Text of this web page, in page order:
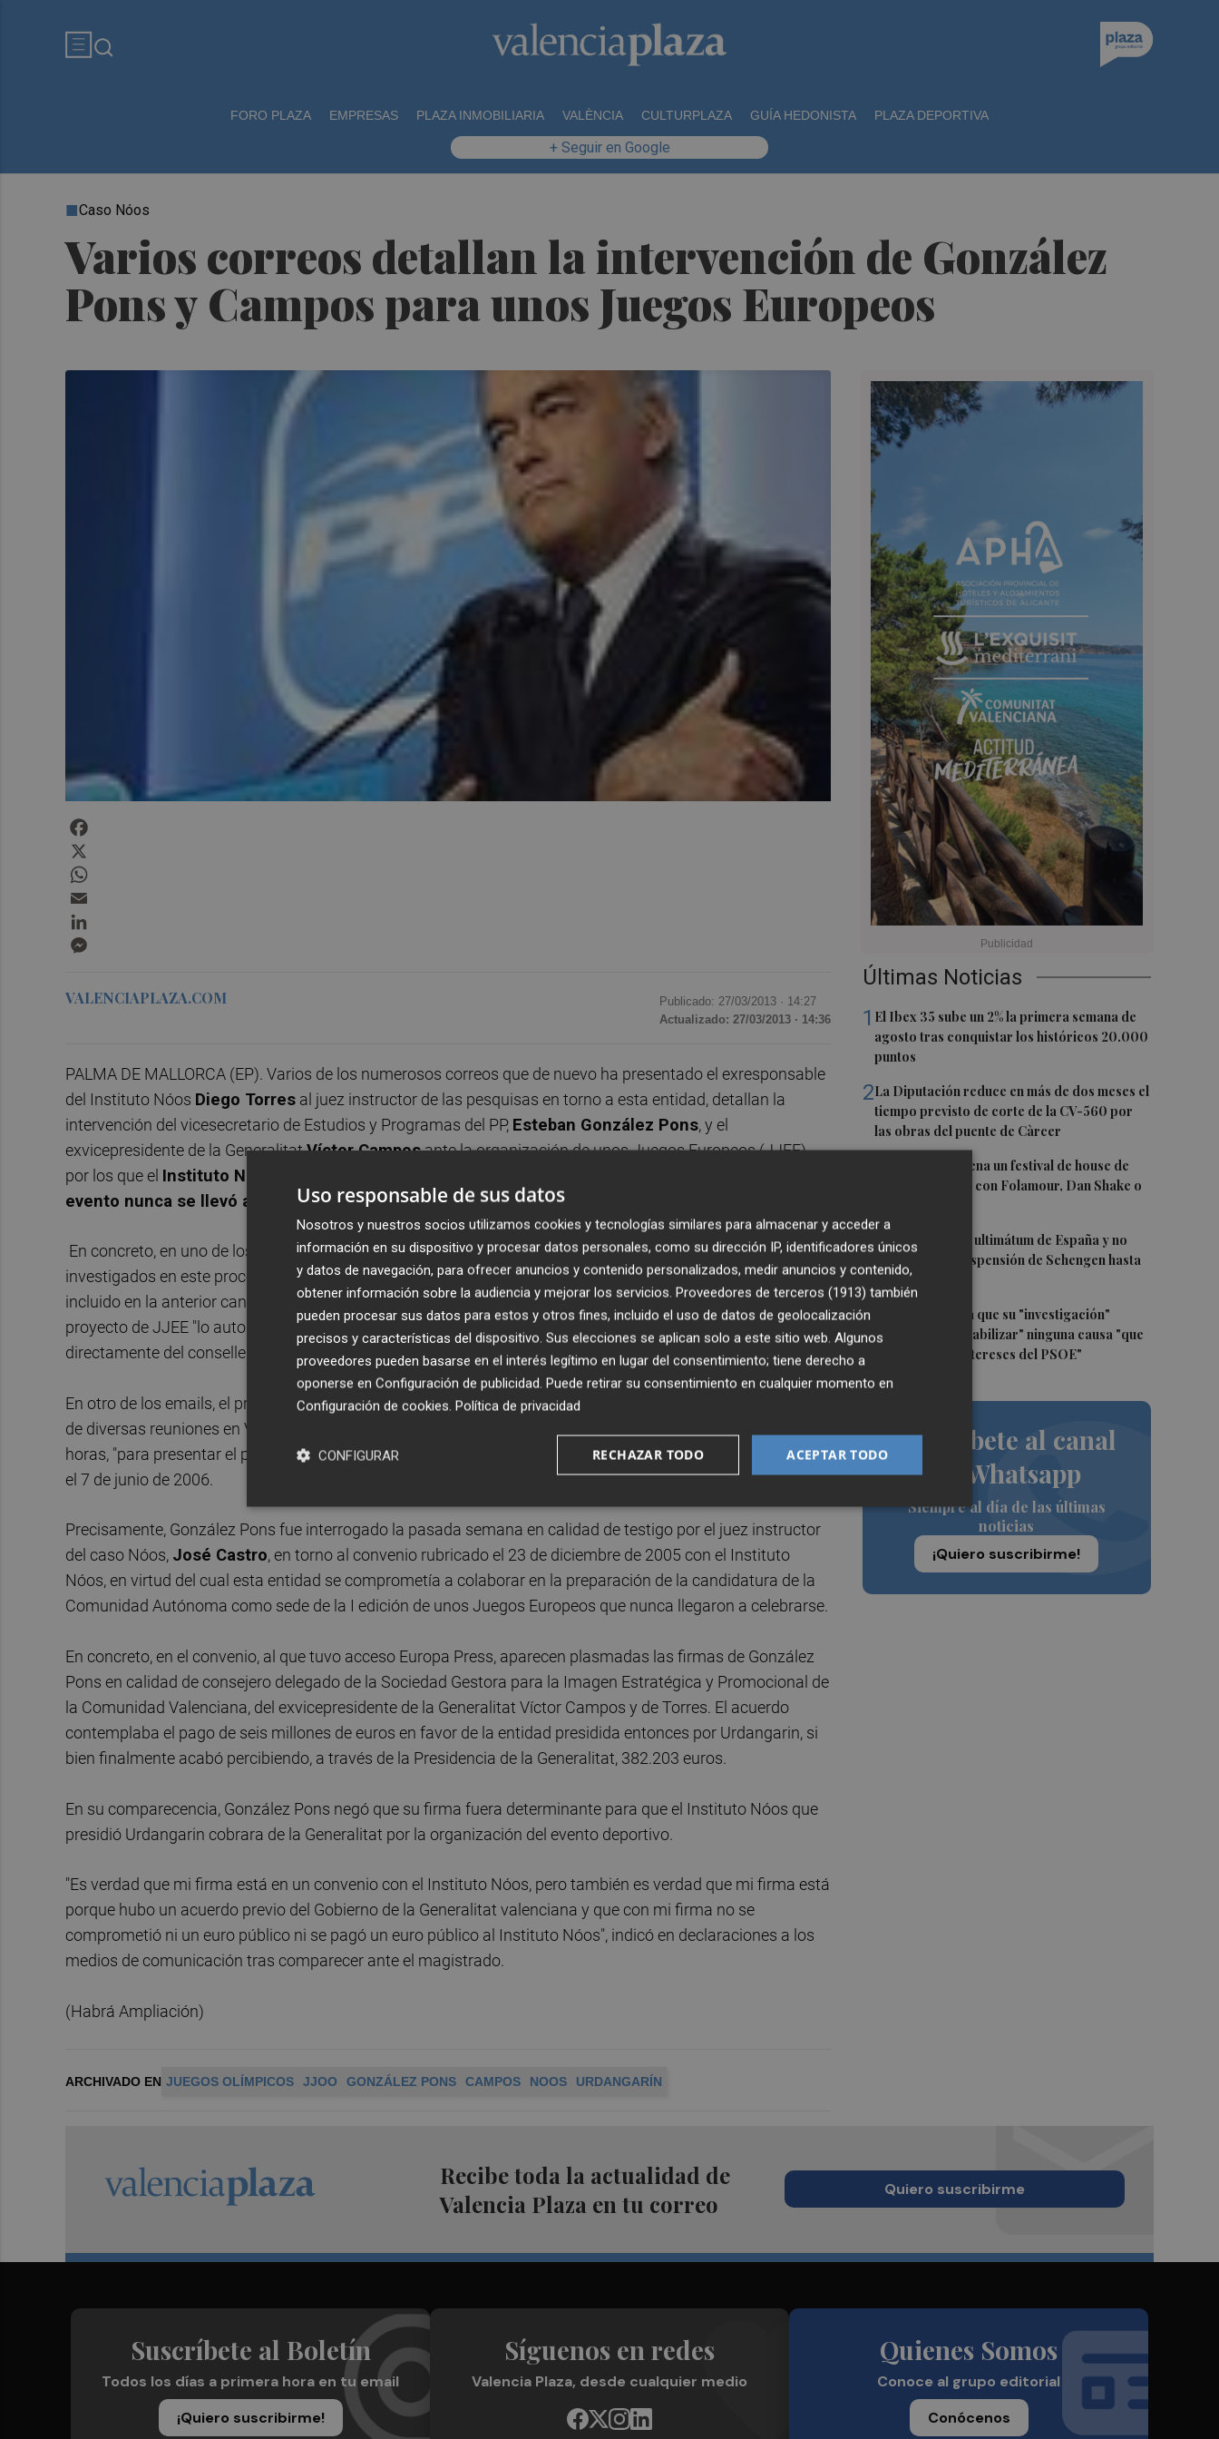
FORO PLAZA EMPRESAS PLAZA INMOBILIARIA VALÈNCIA CULTURPLAZA GUÍA HEDONISTA PLAZA DEPORTIVA
+ Seguir en Google
Varios correos detallan la intervención de González
Pons y Campos para unos Juegos Europeos
Caso Nóos
Últimas Noticias
1 El Ibex 35 sube un 2% la primera semana de
agosto tras conquistar los históricos 20.000
puntos
2La Diputación reduce en más de dos meses el
tiempo previsto de corte de la CV-560 por
las obras del puente de Càrcer
Roig Arena estrena un festival de house de
más de 10 horas con Folamour, Dan Shake o
4 Italia rechaza el ultimátum de España y no
reevaluará la suspensión de Schengen hasta
el 15 de agosto
5
Leire Díez niega que su "investigación"
buscara "desestabilizar" ninguna causa "que
afectara a los intereses del PSOE"
Suscríbete al canal
de Whatsapp
Siempre al día de las últimas
noticias
¡Quiero suscribirme!
VALENCIAPLAZA.COM Publicado: 27/03/2013 · 14:27
Actualizado: 27/03/2013 · 14:36
PALMA DE MALLORCA (EP). Varios de los numerosos correos que de nuevo ha presentado el exresponsable
del Instituto Nóos Diego Torres al juez instructor de las pesquisas en torno a esta entidad, detallan la
intervención del vicesecretario de Estudios y Programas del PP, Esteban González Pons, y el
exvicepresidente de la GeneralitatVíctor Camposante la organización de unos Juegos Europeos (JJEE)
por los que el Instituto Nóos cobró 382.203 euros de la Generalitat Valenciana a pesar de que el
evento nunca se llevó a cabo
En concreto, en uno de los emails, a los que ha tenido acceso Europa Press, uno de los empresarios
investigados en este procedimiento judicial le explica al exdirectivo de Nóos Antoni Ballabriga que el gasto -
incluido en la anterior cantidad- para acudir a la feria internacional Sportaccord en la que Nóos presentó su
proyecto de JJEE "lo autorizó el vicepresidente, Víctor Campos", mientras que la organización "dependerá
directamente del conseller portavoz, Esteban González".
En otro de los emails, el propio Ballabriga le informa al Duque de Palma, Iñaki Urdangarin, de la confirmación
de diversas reuniones en Valencia: una comida con el entonces vicepresidente de la Generalitat, a las 14.30
horas, "para presentar el proyecto de la Fundación", y una reunión "con Esteban González a las 16.30 horas"
el 7 de junio de 2006.
Precisamente, González Pons fue interrogado la pasada semana en calidad de testigo por el juez instructor
del caso Nóos, José Castro, en torno al convenio rubricado el 23 de diciembre de 2005 con el Instituto
Nóos, en virtud del cual esta entidad se comprometía a colaborar en la preparación de la candidatura de la
Comunidad Autónoma como sede de la I edición de unos Juegos Europeos que nunca llegaron a celebrarse.
En concreto, en el convenio, al que tuvo acceso Europa Press, aparecen plasmadas las firmas de González
Pons en calidad de consejero delegado de la Sociedad Gestora para la Imagen Estratégica y Promocional de
la Comunidad Valenciana, del exvicepresidente de la Generalitat Víctor Campos y de Torres. El acuerdo
contemplaba el pago de seis millones de euros en favor de la entidad presidida entonces por Urdangarin, si
bien finalmente acabó percibiendo, a través de la Presidencia de la Generalitat, 382.203 euros.
En su comparecencia, González Pons negó que su firma fuera determinante para que el Instituto Nóos que
presidió Urdangarin cobrara de la Generalitat por la organización del evento deportivo.
"Es verdad que mi firma está en un convenio con el Instituto Nóos, pero también es verdad que mi firma está
porque hubo un acuerdo previo del Gobierno de la Generalitat valenciana y que con mi firma no se
comprometió ni un euro público ni se pagó un euro público al Instituto Nóos", indicó en declaraciones a los
medios de comunicación tras comparecer ante el magistrado.
(Habrá Ampliación)
ARCHIVADO EN JUEGOS OLÍMPICOS JJOO GONZÁLEZ PONS CAMPOS NOOS URDANGARÍN
Recibe toda la actualidad de
Valencia Plaza en tu correo
Quiero suscribirme
Suscríbete al Boletín
Todos los días a primera hora en tu email
¡Quiero suscribirme!
Síguenos en redes
Valencia Plaza, desde cualquier medio
Quienes Somos
Conoce al grupo editorial
Conócenos
Uso responsable de sus datos
Nosotros y nuestros socios utilizamos cookies y tecnologías similares para almacenar y acceder a
información en su dispositivo y procesar datos personales, como su dirección IP, identificadores únicos
y datos de navegación, para ofrecer anuncios y contenido personalizados, medir anuncios y contenido,
obtener información sobre la audiencia y mejorar los servicios. Proveedores de terceros (1913) también
pueden procesar sus datos para estos y otros fines, incluido el uso de datos de geolocalización
precisos y características del dispositivo. Sus elecciones se aplican solo a este sitio web. Algunos
proveedores pueden basarse en el interés legítimo en lugar del consentimiento; tiene derecho a
oponerse en Configuración de publicidad. Puede retirar su consentimiento en cualquier momento en
Configuración de cookies. Política de privacidad
ACEPTAR TODO
RECHAZAR TODO
CONFIGURAR